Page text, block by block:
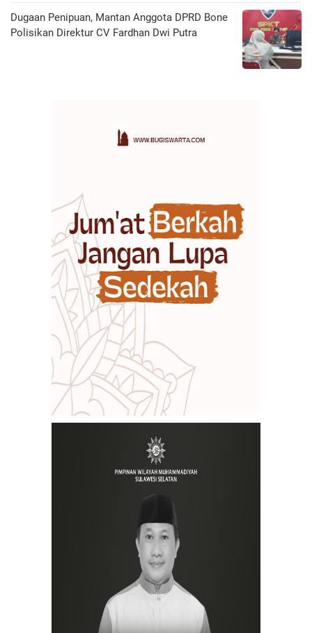
Dugaan Penipuan, Mantan Anggota DPRD Bone
Polisikan Direktur CV Fardhan Dwi Putra